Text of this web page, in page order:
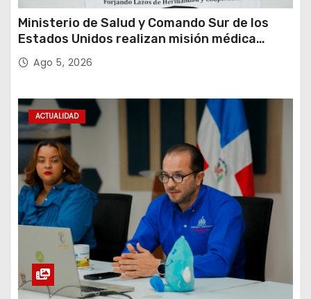
Ministerio de Salud y Comando Sur de los
Estados Unidos realizan misión médica
Amistad 2026 en La Vega
Ago 5, 2026
ACTUALIDAD